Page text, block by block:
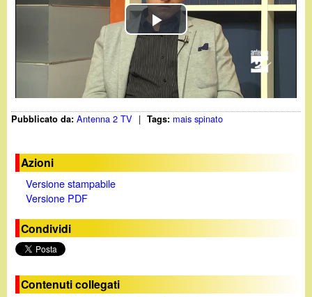
t
P
l
a
y
V
d
Pubblicato da:Antenna 2 TV | Tags: mais spinato
Azioni
Versione stampabile
Versione PDF
Condividi
Contenuti collegati